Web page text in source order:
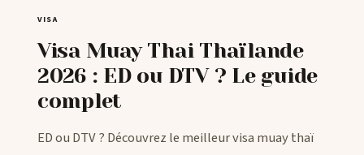
VISITER
MÉTÉO
VISA
Visa Muay Thai Thaïlande
2026 : ED ou DTV ? Le guide
complet
ED ou DTV ? Découvrez le meilleur visa muay thaï